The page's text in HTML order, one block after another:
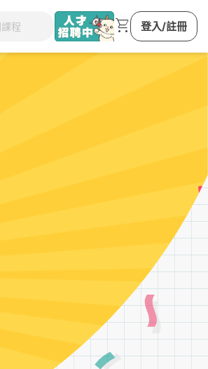
shopping_cart 登入/註冊